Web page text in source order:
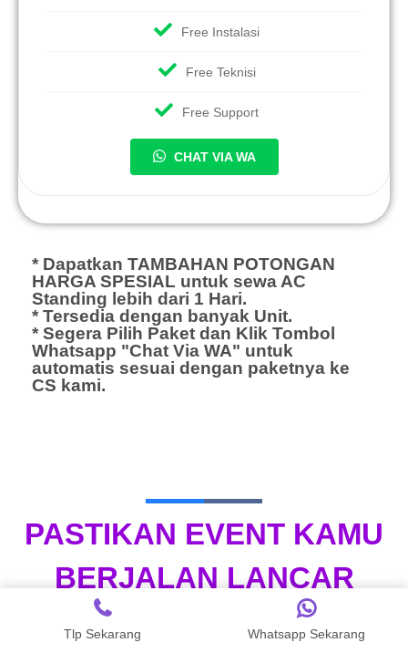
Free Instalasi
Free Teknisi
Free Support
CHAT VIA WA
* Dapatkan TAMBAHAN POTONGAN
HARGA SPESIAL untuk sewa AC
Standing lebih dari 1 Hari.
* Tersedia dengan banyak Unit.
* Segera Pilih Paket dan Klik Tombol
Whatsapp "Chat Via WA" untuk
automatis sesuai dengan paketnya ke
CS kami.
PASTIKAN EVENT KAMU
BERJALAN LANCAR
DENGAN VENDOR SEWA
Tlp Sekarang Whatsapp Sekarang